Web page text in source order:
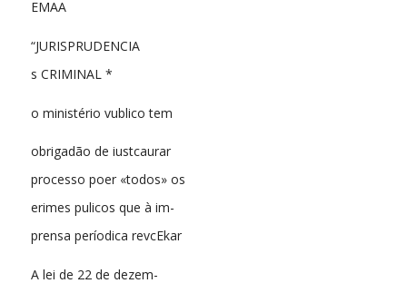
EMAA
“JURISPRUDENCIA
s CRIMINAL *
o ministério vublico tem
obrigadão de iustcaurar
processo poer «todos» os
erimes pulicos que à im-
prensa períodica revcEkar
A lei de 22 de dezem-